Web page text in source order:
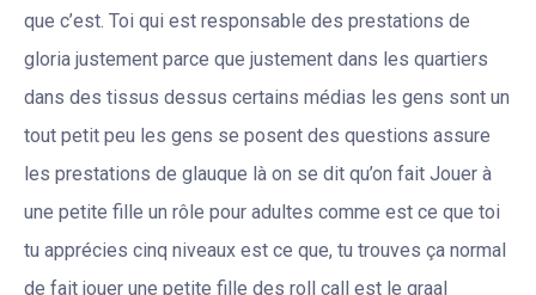
que c’est. Toi qui est responsable des prestations de
gloria justement parce que justement dans les quartiers
dans des tissus dessus certains médias les gens sont un
tout petit peu les gens se posent des questions assure
les prestations de glauque là on se dit qu’on fait Jouer à
une petite fille un rôle pour adultes comme est ce que toi
tu apprécies cinq niveaux est ce que, tu trouves ça normal
de fait jouer une petite fille des roll call est le graal